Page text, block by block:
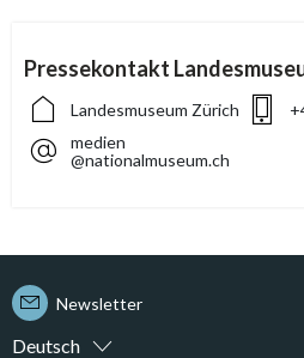
Pressekontakt
Landesmuseum Zürich
medien
@nationalmuseum.ch
Deutsch
Newsletter